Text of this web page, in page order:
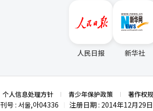
人民日报 新华社
个人信息处理方针 青少年保护政策 著作权
刊号 : 서울,아04336 注册日期 : 2014年12月29日